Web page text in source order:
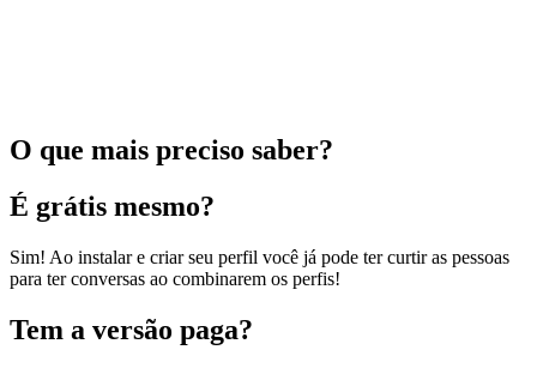
O que mais preciso saber?
É grátis mesmo?
Sim! Ao instalar e criar seu perfil você já pode ter curtir as pessoas
para ter conversas ao combinarem os perfis!
Tem a versão paga?